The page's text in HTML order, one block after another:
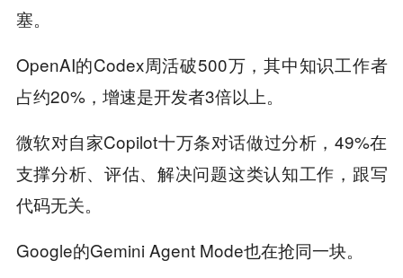
塞。
OpenAI的Codex周活破500万，其中知识工作者
占约20%，增速是开发者3倍以上。
微软对自家Copilot十万条对话做过分析，49%在
支撑分析、评估、解决问题这类认知工作，跟写
代码无关。
Google的Gemini Agent Mode也在抢同一块。